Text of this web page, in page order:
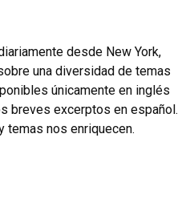
desde New York,
una diversidad de temas
únicamente en inglés
breves excerptos en español.
temas nos enriquecen.